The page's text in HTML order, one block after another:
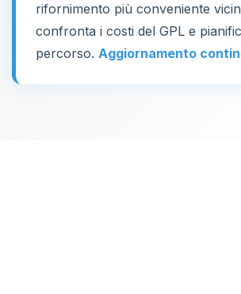
rifornimento più conveniente
confronta i costi del GPL e
percorso. Aggiornamento